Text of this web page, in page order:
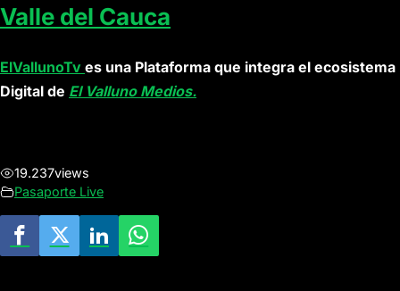
Valle del Cauca
ElVallunoTv es una Plataforma que integra el ecosistema
Digital de El Valluno Medios.
19.237views
Pasaporte Live